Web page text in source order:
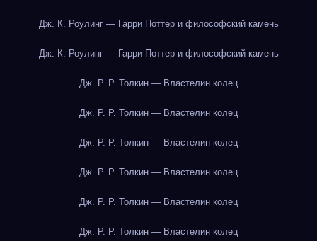
Дж. К. Роулинг — Гарри Поттер и философский камень
Дж. К. Роулинг — Гарри Поттер и философский камень
Дж. Р. Р. Толкин — Властелин колец
Дж. Р. Р. Толкин — Властелин колец
Дж. Р. Р. Толкин — Властелин колец
Дж. Р. Р. Толкин — Властелин колец
Дж. Р. Р. Толкин — Властелин колец
Дж. Р. Р. Толкин — Властелин колец